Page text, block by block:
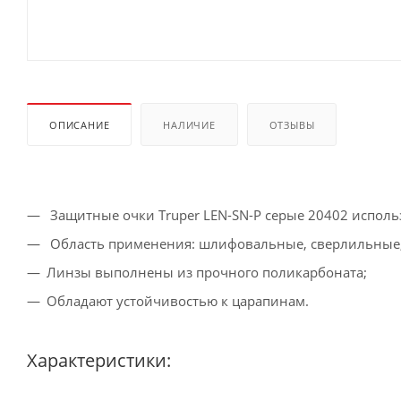
ОПИСАНИЕ НАЛИЧИЕ ОТЗЫВЫ
Защитные очки Truper LEN-SN-P серые 20402
Область применения: шлифовальные,
Линзы выполнены из прочного поликарбоната;
Обладают устойчивостью к царапинам.
Характеристики: